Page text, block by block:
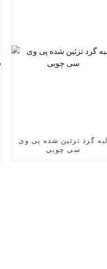
لبه گرد تزئین شده پی وی
سی چوبی